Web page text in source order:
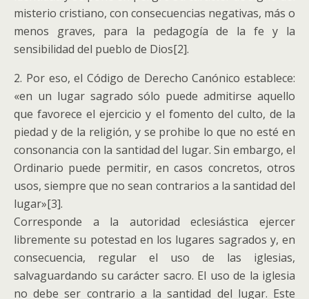
misterio cristiano, con consecuencias negativas, más o
menos graves, para la pedagogía de la fe y la
sensibilidad del pueblo de Dios[2].
2. Por eso, el Código de Derecho Canónico establece:
«en un lugar sagrado sólo puede admitirse aquello
que favorece el ejercicio y el fomento del culto, de la
piedad y de la religión, y se prohibe lo que no esté en
consonancia con la santidad del lugar. Sin embargo, el
Ordinario puede permitir, en casos concretos, otros
usos, siempre que no sean contrarios a la santidad del
lugar»[3].
Corresponde a la autoridad eclesiástica ejercer
libremente su potestad en los lugares sagrados y, en
consecuencia, regular el uso de las iglesias,
salvaguardando su carácter sacro. El uso de la iglesia
no debe ser contrario a la santidad del lugar. Este